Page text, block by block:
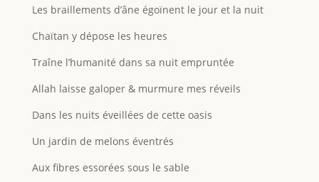
Les braillements d’âne égoïnent le jour et la nuit
Chaïtan y dépose les heures
Traîne l’humanité dans sa nuit empruntée
Allah laisse galoper & murmure mes réveils
Dans les nuits éveillées de cette oasis
Un jardin de melons éventrés
Aux fibres essorées sous le sable